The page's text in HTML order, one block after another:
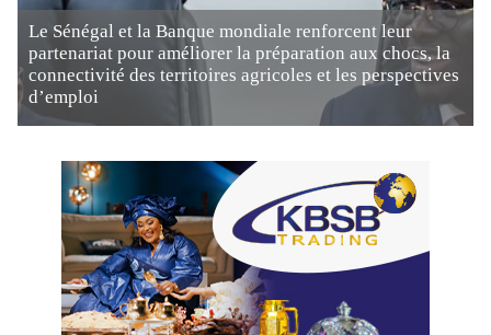
Le Sénégal et la Banque mondiale renforcent leur
partenariat pour améliorer la préparation aux chocs, la
connectivité des territoires agricoles et les perspectives
d’emploi